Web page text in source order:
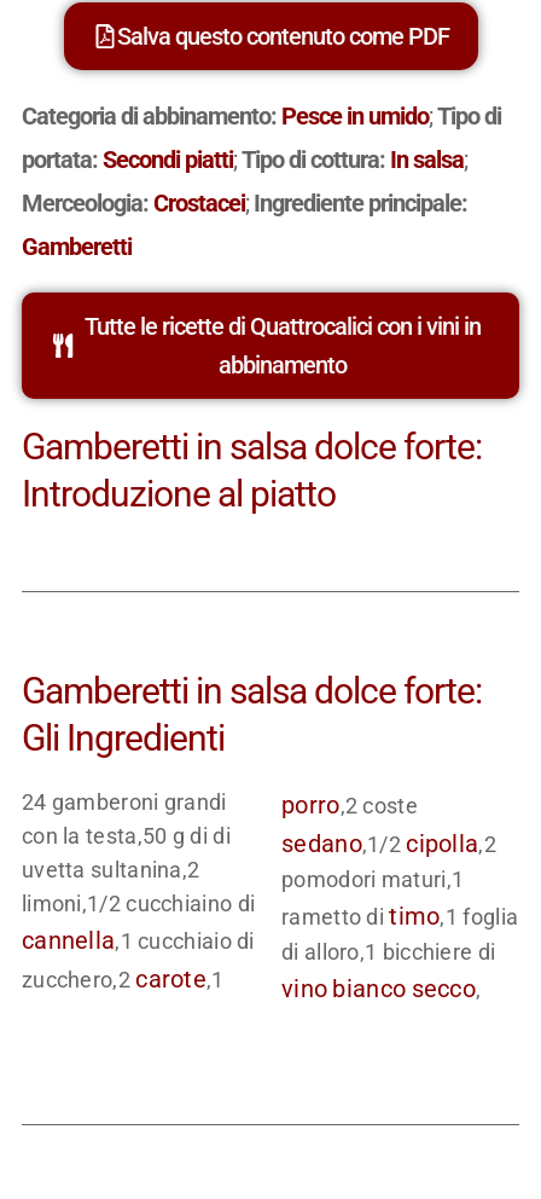
Salva questo contenuto come PDF
Categoria di abbinamento: Pesce in umido;Tipo di
portata:Secondi piatti;Tipo di cottura: In salsa;
Merceologia:Crostacei;Ingrediente principale:
Gamberetti
Tutte le ricette di Quattrocalici con i vini in
abbinamento
Gamberetti in salsa dolce forte:
Introduzione al piatto
Gamberetti in salsa dolce forte:
Gli Ingredienti
24 gamberoni grandi
con la testa,50 g di di
uvetta sultanina,2
limoni,1/2 cucchiaino di
cannella,1 cucchiaio di
zucchero,2 carote,1
porro,2 coste
sedano,1/2 cipolla,2
pomodori maturi,1
rametto ditimo,1 foglia
di alloro,1 bicchiere di
vino bianco secco,